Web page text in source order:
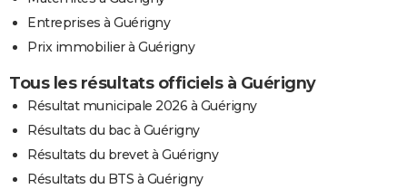
Entreprises à Guérigny
Prix immobilier à Guérigny
Tous les résultats officiels à Guérigny
Résultat municipale 2026 à Guérigny
Résultats du bac à Guérigny
Résultats du brevet à Guérigny
Résultats du BTS à Guérigny